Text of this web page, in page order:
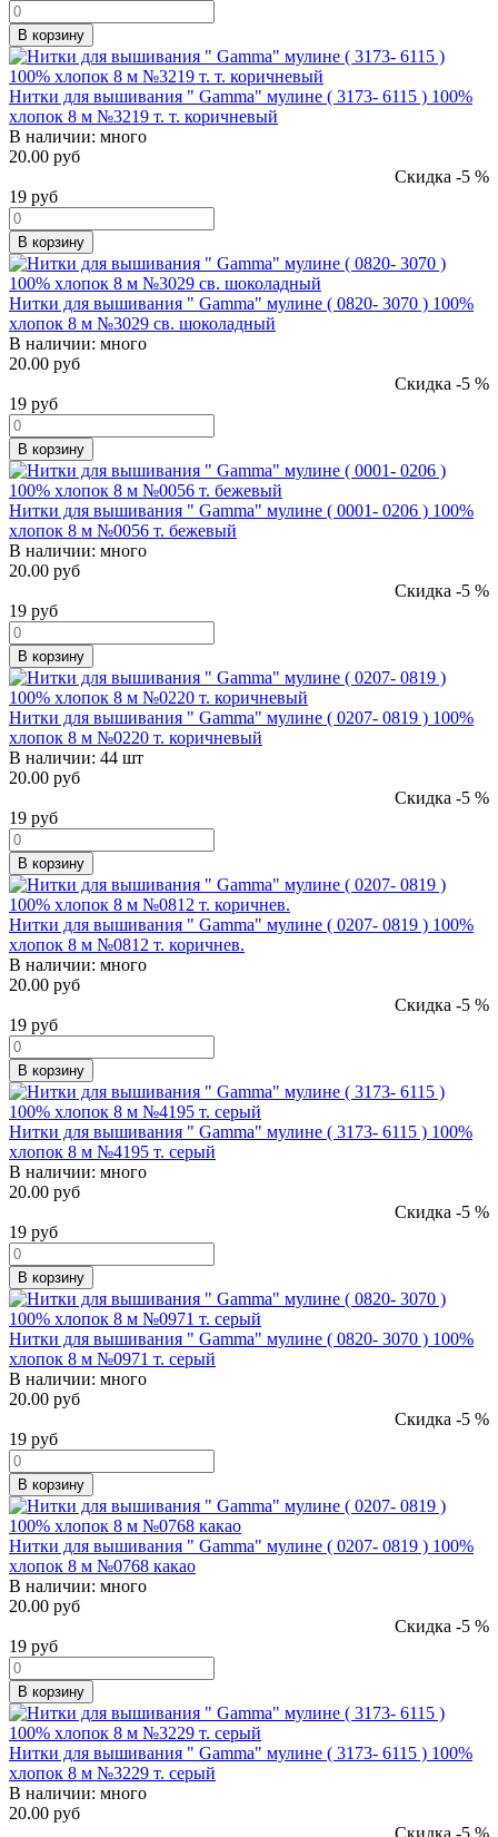
В корзину
Нитки для вышивания " Gamma" мулине ( 3173- 6115 ) 100%
хлопок 8 м №3219 т. т. коричневый
В наличии: много
20.00 руб
Скидка -5 %
19 руб
В корзину
Нитки для вышивания " Gamma" мулине ( 0820- 3070 ) 100%
хлопок 8 м №3029 св. шоколадный
В наличии: много
20.00 руб
Скидка -5 %
19 руб
В корзину
Нитки для вышивания " Gamma" мулине ( 0001- 0206 ) 100%
хлопок 8 м №0056 т. бежевый
В наличии: много
20.00 руб
Скидка -5 %
19 руб
В корзину
Нитки для вышивания " Gamma" мулине ( 0207- 0819 ) 100%
хлопок 8 м №0220 т. коричневый
В наличии: 44 шт
20.00 руб
Скидка -5 %
19 руб
В корзину
Нитки для вышивания " Gamma" мулине ( 0207- 0819 ) 100%
хлопок 8 м №0812 т. коричнев.
В наличии: много
20.00 руб
Скидка -5 %
19 руб
В корзину
Нитки для вышивания " Gamma" мулине ( 3173- 6115 ) 100%
хлопок 8 м №4195 т. серый
В наличии: много
20.00 руб
Скидка -5 %
19 руб
В корзину
Нитки для вышивания " Gamma" мулине ( 0820- 3070 ) 100%
хлопок 8 м №0971 т. серый
В наличии: много
20.00 руб
Скидка -5 %
19 руб
В корзину
Нитки для вышивания " Gamma" мулине ( 0207- 0819 ) 100%
хлопок 8 м №0768 какао
В наличии: много
20.00 руб
Скидка -5 %
19 руб
В корзину
Нитки для вышивания " Gamma" мулине ( 3173- 6115 ) 100%
хлопок 8 м №3229 т. серый
В наличии: много
20.00 руб
Скидка -5 %